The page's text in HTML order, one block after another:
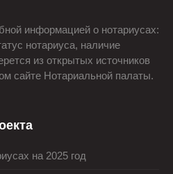
информацией о нотариусах:
нотариуса, наличие
из открытых источников
сайте Нотариальной палаты.
на 2025 год